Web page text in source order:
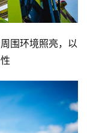
围环境照亮，以